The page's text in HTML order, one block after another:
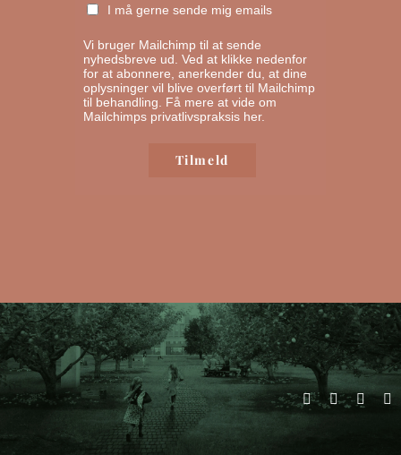
I må gerne sende mig emails
Vi bruger Mailchimp til at sende
nyhedsbreve ud. Ved at klikke nedenfor
for at abonnere, anerkender du, at dine
oplysninger vil blive overført til Mailchimp
til behandling. Få mere at vide om
Mailchimps privatlivspraksis her.